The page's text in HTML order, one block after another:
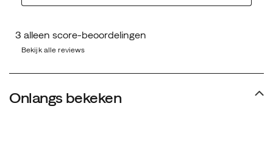
Bekijk alle reviews
Onlangs bekeken